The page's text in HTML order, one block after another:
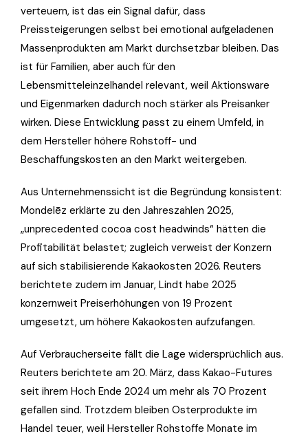
verteuern, ist das ein Signal dafür, dass
Preissteigerungen selbst bei emotional aufgeladenen
Massenprodukten am Markt durchsetzbar bleiben. Das
ist für Familien, aber auch für den
Lebensmitteleinzelhandel relevant, weil Aktionsware
und Eigenmarken dadurch noch stärker als Preisanker
wirken. Diese Entwicklung passt zu einem Umfeld, in
dem Hersteller höhere Rohstoff- und
Beschaffungskosten an den Markt weitergeben.
Aus Unternehmenssicht ist die Begründung konsistent:
Mondelēz erklärte zu den Jahreszahlen 2025,
„unprecedented cocoa cost headwinds“ hätten die
Profitabilität belastet; zugleich verweist der Konzern
auf sich stabilisierende Kakaokosten 2026. Reuters
berichtete zudem im Januar, Lindt habe 2025
konzernweit Preiserhöhungen von 19 Prozent
umgesetzt, um höhere Kakaokosten aufzufangen.
Auf Verbraucherseite fällt die Lage widersprüchlich aus.
Reuters berichtete am 20. März, dass Kakao-Futures
seit ihrem Hoch Ende 2024 um mehr als 70 Prozent
gefallen sind. Trotzdem bleiben Osterprodukte im
Handel teuer, weil Hersteller Rohstoffe Monate im